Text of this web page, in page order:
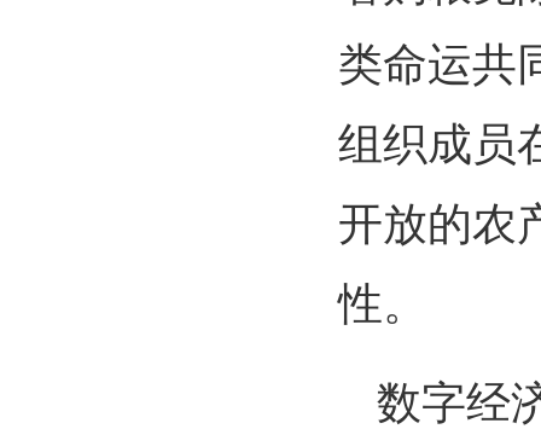
类命运共
组织成员
开放的农
性。
数字经